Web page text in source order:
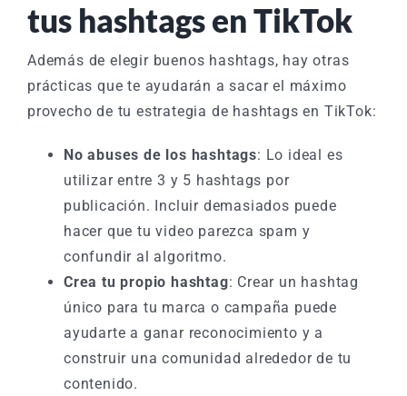
tus hashtags en TikTok
Además de elegir buenos hashtags, hay otras
prácticas que te ayudarán a sacar el máximo
provecho de tu estrategia de hashtags en TikTok:
No abuses de los hashtags: Lo ideal es
utilizar entre 3 y 5 hashtags por
publicación. Incluir demasiados puede
hacer que tu video parezca spam y
confundir al algoritmo.
Crea tu propio hashtag: Crear un hashtag
único para tu marca o campaña puede
ayudarte a ganar reconocimiento y a
construir una comunidad alrededor de tu
contenido.